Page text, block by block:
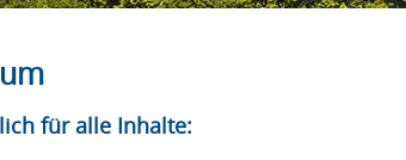
für alle Inhalte: